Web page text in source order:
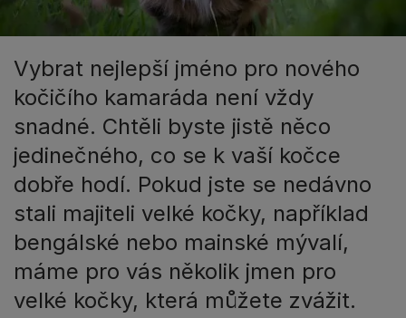
Vybrat nejlepší jméno pro nového
kočičího kamaráda není vždy
snadné. Chtěli byste jistě něco
jedinečného, co se k vaší kočce
dobře hodí. Pokud jste se nedávno
stali majiteli velké kočky, například
bengálské nebo mainské mývalí,
máme pro vás několik jmen pro
velké kočky, která můžete zvážit.